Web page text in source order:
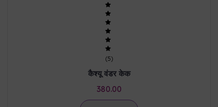
(5)
कैश्यू वंडर केक
380.00